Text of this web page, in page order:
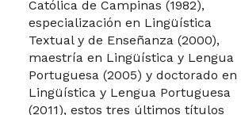
Católica de Campinas (1982),
especialización en Lingüística
Textual y de Enseñanza (2000),
maestría en Lingüística y Lengua
Portuguesa (2005) y doctorado en
Lingüística y Lengua Portuguesa
(2011), estos tres últimos títulos